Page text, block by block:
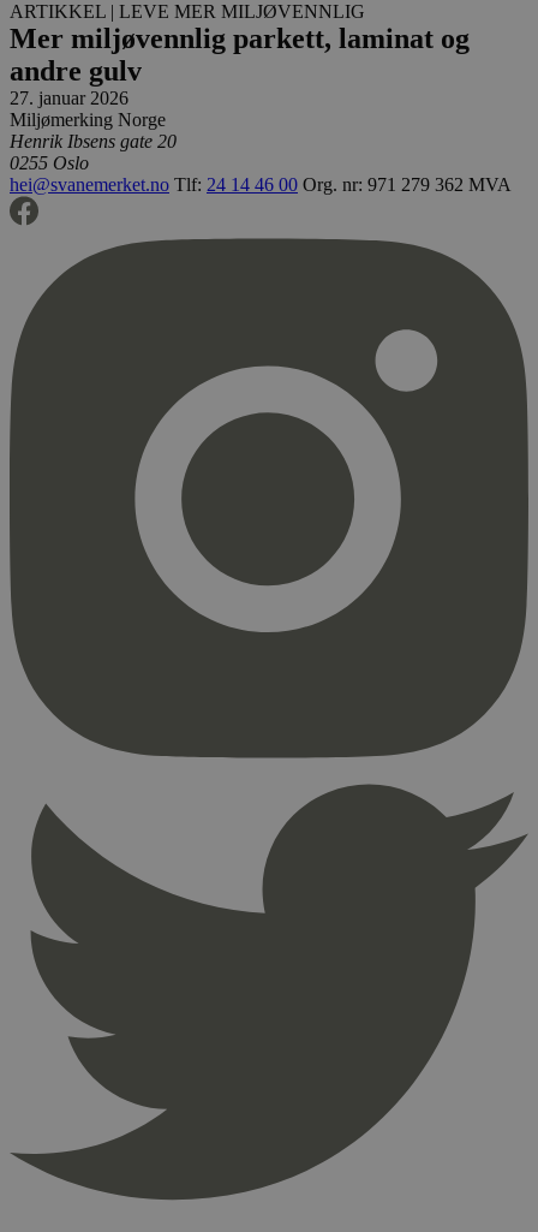
ARTIKKEL | LEVE MER MILJØVENNLIG
Mer miljøvennlig parkett, laminat og
andre gulv
27. januar 2026
Miljømerking Norge
Henrik Ibsens gate 20
0255 Oslo
hei@svanemerket.no Tlf: 24 14 46 00 Org. nr: 971 279 362 MVA